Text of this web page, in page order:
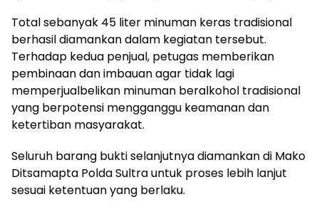
Total sebanyak 45 liter minuman keras tradisional
berhasil diamankan dalam kegiatan tersebut.
Terhadap kedua penjual, petugas memberikan
pembinaan dan imbauan agar tidak lagi
memperjualbelikan minuman beralkohol tradisional
yang berpotensi mengganggu keamanan dan
ketertiban masyarakat.
Seluruh barang bukti selanjutnya diamankan di Mako
Ditsamapta Polda Sultra untuk proses lebih lanjut
sesuai ketentuan yang berlaku.